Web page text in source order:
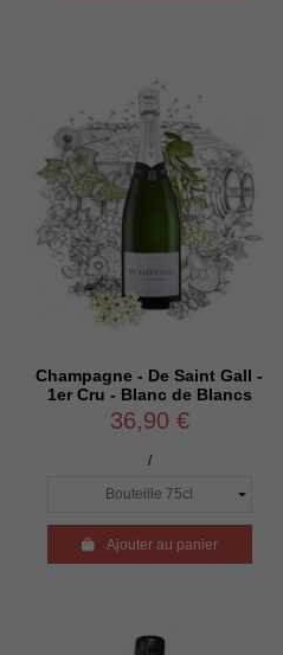
Champagne - De Saint Gall -
1er Cru - Blanc de Blancs
36,90 €
/
Ajouter au panier